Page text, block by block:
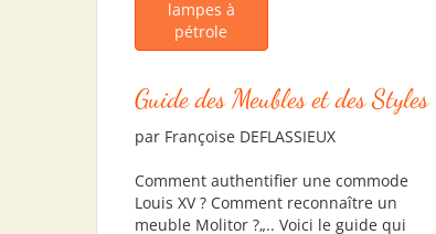
lampes à
pétrole
Guide des Meubles et des Styles
par Françoise DEFLASSIEUX
Comment authentifier une commode
Louis XV ? Comment reconnaître un
meuble Molitor ?„.. Voici le guide qui